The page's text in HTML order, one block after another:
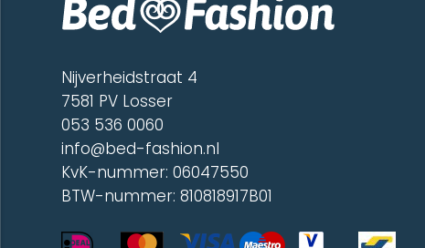
Nijverheidstraat 4
7581 PV Losser
053 536 0060
info@bed-fashion.nl
KvK-nummer: 06047550
BTW-nummer: 810818917B01